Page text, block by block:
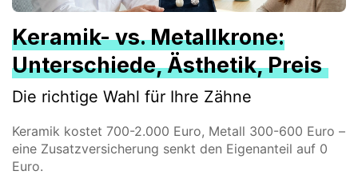
Keramik- vs. Metallkrone:
Unterschiede, Ästhetik, Preis
Die richtige Wahl für Ihre Zähne
Keramik kostet 700-2.000 Euro, Metall 300-600 Euro –
eine Zusatzversicherung senkt den Eigenanteil auf 0
Euro.